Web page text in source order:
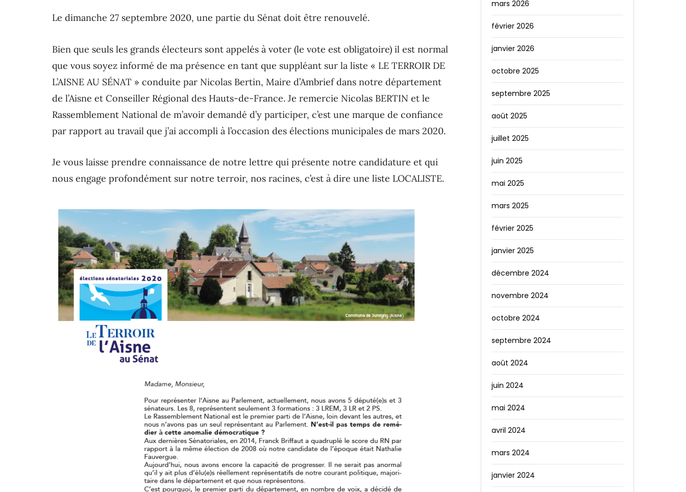
Le dimanche 27 septembre 2020, une partie du Sénat doit être renouvelé.
Bien que seuls les grands électeurs sont appelés à voter (le vote est obligatoire) il est normal
que vous soyez informé de ma présence en tant que suppléant sur la liste « LE TERROIR DE
L’AISNE AU SÉNAT » conduite par Nicolas Bertin, Maire d’Ambrief dans notre département
de l’Aisne et Conseiller Régional des Hauts-de-France. Je remercie Nicolas BERTIN et le
Rassemblement National de m’avoir demandé d’y participer, c’est une marque de confiance
par rapport au travail que j’ai accompli à l’occasion des élections municipales de mars 2020.
Je vous laisse prendre connaissance de notre lettre qui présente notre candidature et qui
nous engage profondément sur notre terroir, nos racines, c’est à dire une liste LOCALISTE.
mars 2026
février 2026
janvier 2026
octobre 2025
septembre 2025
août 2025
juillet 2025
juin 2025
mai 2025
mars 2025
février 2025
janvier 2025
décembre 2024
novembre 2024
octobre 2024
septembre 2024
août 2024
juin 2024
mai 2024
avril 2024
mars 2024
janvier 2024